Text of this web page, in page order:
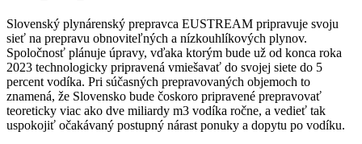
Slovenský plynárenský prepravca EUSTREAM pripravuje svoju
sieť na prepravu obnoviteľných a nízkouhlíkových plynov.
Spoločnosť plánuje úpravy, vďaka ktorým bude už od konca roka
2023 technologicky pripravená vmiešavať do svojej siete do 5
percent vodíka. Pri súčasných prepravovaných objemoch to
znamená, že Slovensko bude čoskoro pripravené prepravovať
teoreticky viac ako dve miliardy m3 vodíka ročne, a vedieť tak
uspokojiť očakávaný postupný nárast ponuky a dopytu po vodíku.